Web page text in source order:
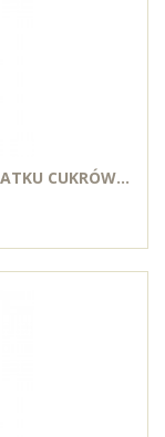
CUKRÓW...